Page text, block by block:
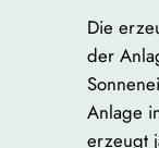
Die
der
Anlage
erzeugt